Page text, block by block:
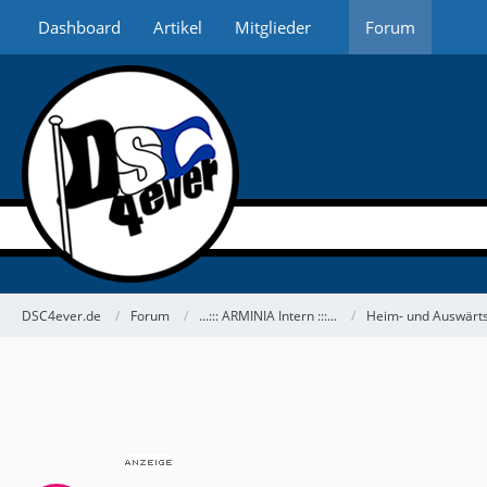
Dashboard Artikel Mitglieder Forum
DSC4ever.de Forum ...::: ARMINIA Intern :::... Heim- und